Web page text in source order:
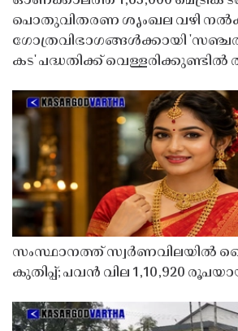
പൊതുവിതരണ ശൃംഖല വഴി
ഗോത്രവിഭാഗങ്ങൾക്കായി
കട' പദ്ധതിക്ക് വെള്ളരിക്കുണ്ടിൽ
സംസ്ഥാനത്ത് സ്വർണവിലയിൽ
കുതിപ്പ്; പവൻ വില 1,10,920